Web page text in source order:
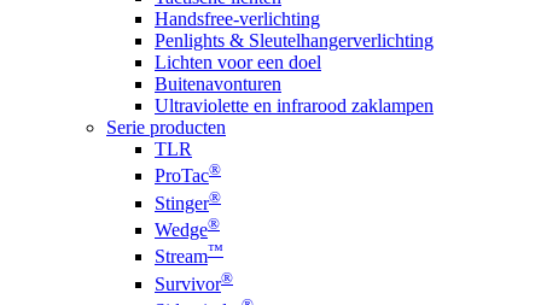
Handsfree-verlichting
Penlights & Sleutelhangerverlichting
Lichten voor een doel
Buitenavonturen
Ultraviolette en infrarood zaklampen
Serie producten
TLR
ProTac®
Stinger®
Wedge®
Stream™
Survivor®